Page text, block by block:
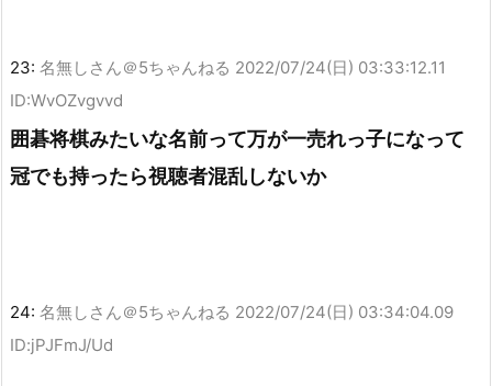
23: 名無しさん＠5ちゃんねる 2022/07/24(日) 03:33:12.11
ID:WvOZvgvvd
囲碁将棋みたいな名前って万が一売れっ子になって
冠でも持ったら視聴者混乱しないか
24: 名無しさん＠5ちゃんねる 2022/07/24(日) 03:34:04.09
ID:jPJFmJ/Ud